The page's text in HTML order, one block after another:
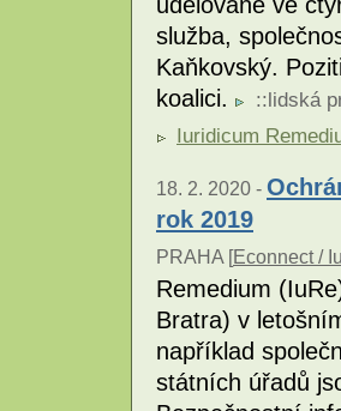
služba,
Kaňkovský.
koalici.
:: lidská
Iuridicum
18. 2. 2020 -
rok 2019
PRAHA [ Econnect /
Remedium
Bratra) v
například
státních úřadů